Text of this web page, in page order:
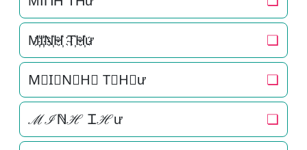
M҉I҉N҉H҉ T҉H҉ư ❏
M⃜I⃜N⃜H⃜ T⃜H⃜ư ❏
ℳℐℕℋ Ꮖℋư ❏